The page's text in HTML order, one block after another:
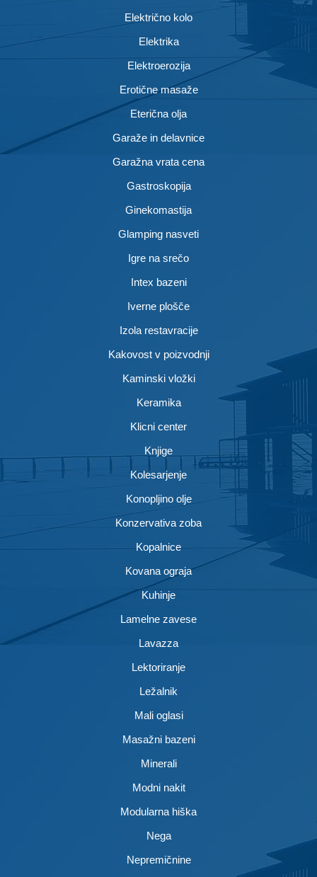
Električno kolo
Elektrika
Elektroerozija
Erotične masaže
Eterična olja
Garaže in delavnice
Garažna vrata cena
Gastroskopija
Ginekomastija
Glamping nasveti
Igre na srečo
Intex bazeni
Iverne plošče
Izola restavracije
Kakovost v poizvodnji
Kaminski vložki
Keramika
Klicni center
Knjige
Kolesarjenje
Konopljino olje
Konzervativa zoba
Kopalnice
Kovana ograja
Kuhinje
Lamelne zavese
Lavazza
Lektoriranje
Ležalnik
Mali oglasi
Masažni bazeni
Minerali
Modni nakit
Modularna hiška
Nega
Nepremičnine